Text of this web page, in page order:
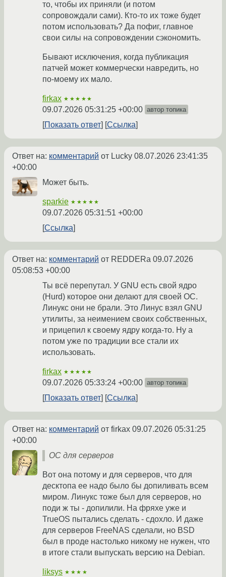
то, чтобы их приняли (и потом
сопровождали сами). Кто-то их тоже будет
потом использовать? Да пофиг, главное
свои силы на сопровождении сэкономить.
Бывают исключения, когда публикация
патчей может коммерчески навредить, но
по-моему их мало.
firkax ★★★★★
09.07.2026 05:31:25 +00:00 автор топика
Показать ответ Ссылка
Ответ на: комментарий от Lucky 08.07.2026 23:41:35
+00:00
Может быть.
sparkie ★★★★★
09.07.2026 05:31:51 +00:00
Ссылка
Ответ на: комментарий от REDDERa 09.07.2026
05:08:53 +00:00
Ты всё перепутал. У GNU есть свой ядро
(Hurd) которое они делают для своей ОС.
Линукс они не брали. Это Линус взял GNU
утилиты, за неимением своих собственных,
и прицепил к своему ядру когда-то. Ну а
потом уже по традиции все стали их
использовать.
firkax ★★★★★
09.07.2026 05:33:24 +00:00 автор топика
Показать ответ Ссылка
Ответ на: комментарий от firkax 09.07.2026 05:31:25
+00:00
ОС для серверов
Вот она потому и для серверов, что для
десктопа ее надо было бы допиливать всем
миром. Линукс тоже был для серверов, но
поди ж ты - допилили. На фряхе уже и
TrueOS пытались сделать - сдохло. И даже
для серверов FreeNAS сделали, но BSD
был в проде настолько никому не нужен, что
в итоге стали выпускать версию на Debian.
liksys ★★★★